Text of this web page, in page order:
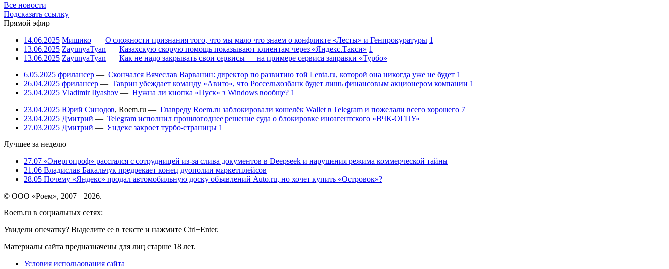
Все новости
Подсказать ссылку
Прямой эфир
14.06.2025 Мишико — О сложности признания того, что мы мало что знаем о конфликте «Лесты» и Генпрокуратуры 1
13.06.2025 ZayunyaTyan — Казахскую скорую помощь показывают клиентам через «Яндекс.Такси» 1
13.06.2025 ZayunyaTyan — Как не надо закрывать свои сервисы — на примере сервиса заправки «Турбо»
6.05.2025 фрилансер — Скончался Вячеслав Варванин: директор по развитию той Lenta.ru, которой она никогда уже не будет 1
26.04.2025 фрилансер — Таврин убеждает команду «Авито», что Россельхозбанк будет лишь финансовым акционером компании 1
25.04.2025 Vladimir Ilyashov — Нужна ли кнопка «Пуск» в Windows вообще? 1
23.04.2025 Юрий Синодов, Roem.ru — Главреду Roem.ru заблокировали кошелёк Wallet в Telegram и пожелали всего хорошего 7
23.04.2025 Дмитрий — Telegram исполнил прошлогоднее решение суда о блокировке иноагентского «ВЧК-ОГПУ»
27.03.2025 Дмитрий — Яндекс закроет турбо-страницы 1
Лучшее за неделю
27.07 «Энергопроф» расстался с сотрудницей из-за слива документов в Deepseek и нарушения режима коммерческой тайны
21.06 Владислав Бакальчук предрекает конец дуополии маркетплейсов
28.05 Почему «Яндекс» продал автомобильную доску объявлений Auto.ru, но хочет купить «Островок»?
© ООО «Роем», 2007 – 2026.
Roem.ru в социальных сетях:
Увидели опечатку? Выделите ее в тексте и нажмите Ctrl+Enter.
Материалы сайта предназначены для лиц старше 18 лет.
Условия использования сайта